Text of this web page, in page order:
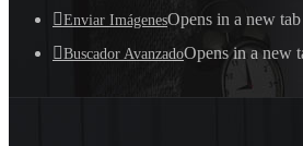
Enviar ImágenesOpens in a new tab
Buscador AvanzadoOpens in a new